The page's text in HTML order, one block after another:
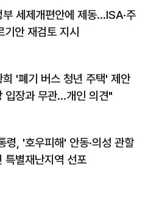
세제개편안에 제동…ISA·주
기안 재검토 지시
'폐기 버스 청년 주택' 제안
입장과 무관…개인 의견"
령, '호우피해' 안동·의성 관할
특별재난지역 선포